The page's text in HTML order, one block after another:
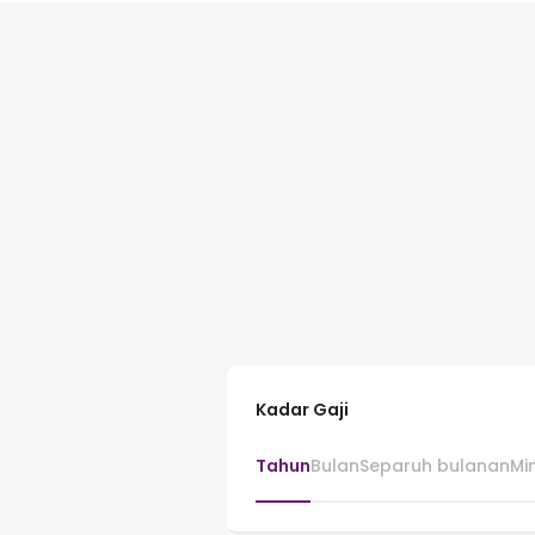
Kadar Gaji
TahunBulanSeparuh bulanan